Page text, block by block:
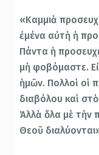
«Καμμιὰ
ἐμένα αὐτὴ ἡ
Πάντα ἡ
μὴ φοβόμαστε.
ἡμῶν. Πολλοὶ οἱ
διαβόλου καὶ
Ἀλλὰ ὅλα μὲ τὴν
Θεοῦ